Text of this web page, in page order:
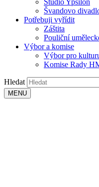
Studio Ypsilon
Švandovo
Potřebuji vyřídit
Záštita
Pouliční
Výbor a komise
Výbor pro
Komise Rady
Hledat
MENU